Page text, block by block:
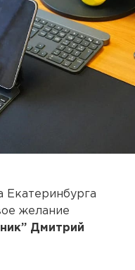
Екатеринбурга
желание
Дмитрий